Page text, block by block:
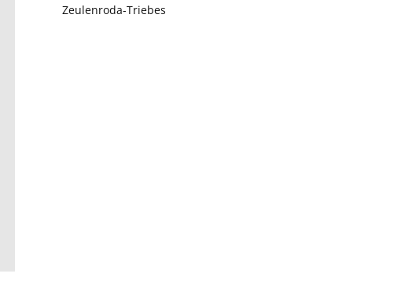
Zeulenroda-Triebes